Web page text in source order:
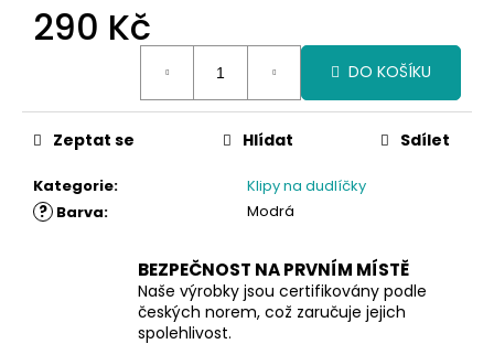
290 Kč
DO KOŠÍKU
Kategorie: Klipy na dudlíčky
? Barva: Modrá
Zeptat se Hlídat Sdílet
BEZPEČNOST NA PRVNÍM MÍSTĚ
Naše výrobky jsou certifikovány podle
českých norem, což zaručuje jejich
spolehlivost.